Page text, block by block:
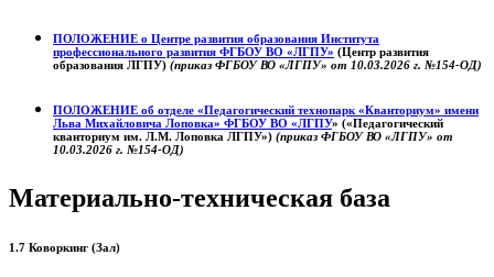
ПОЛОЖЕНИЕ о Центре развития образования Института
профессионального развития ФГБОУ ВО «ЛГПУ» (Центр развития
образования ЛГПУ) (приказ ФГБОУ ВО «ЛГПУ» от 10.03.2026 г. №154-ОД)
ПОЛОЖЕНИЕ об отделе «Педагогический технопарк «Кванториум» имени
Льва Михайловича Лоповка» ФГБОУ ВО «ЛГПУ» («Педагогический
кванториум им. Л.М. Лоповка ЛГПУ») (приказ ФГБОУ ВО «ЛГПУ» от
10.03.2026 г. №154-ОД)
Материально-техническая база
1.7 Коворкинг (Зал)